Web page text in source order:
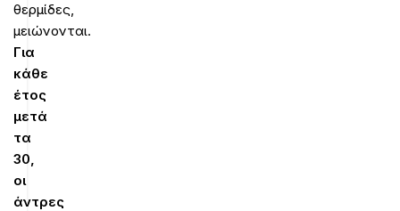
θερμίδες,
μειώνονται.
Για
κάθε
έτος
μετά
τα
30,
οι
άντρες